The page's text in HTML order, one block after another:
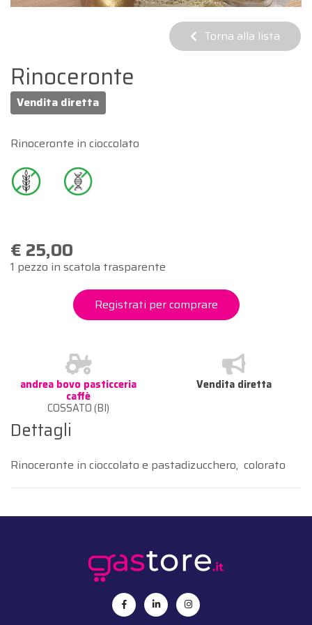
Torna alla lista
Rinoceronte
Vendita diretta
Rinoceronte in cioccolato
€ 25,00
1 pezzo in scatola trasparente
Registrati per comprare
andrea bovo pasticceria
caffè
COSSATO (BI)
Vendita diretta
Dettagli
Rinoceronte in cioccolato e pastadizucchero, colorato